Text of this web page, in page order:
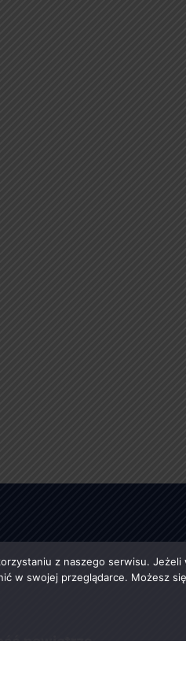
powietrza
z naszego serwisu. Jeżeli
w swojej przeglądarce. Możesz